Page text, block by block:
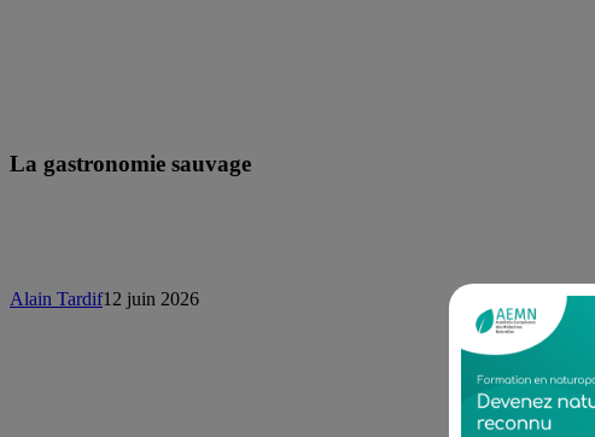
La gastronomie sauvage
Alain Tardif12 juin 2026